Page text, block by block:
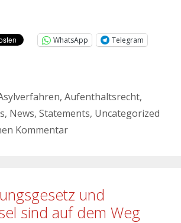
WhatsApp
Telegram
, Aufenthaltsrecht,
, News, Statements, Uncategorized
Kommentar
und
sind auf dem Weg